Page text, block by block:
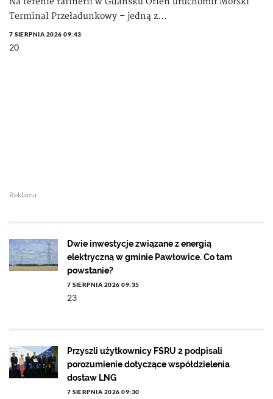
Terminal Przeładunkowy – jedną z...
7 SIERPNIA 2026 09:43
20
Reklama
Dwie inwestycje związane z energią
elektryczną w gminie Pawłowice. Co tam
powstanie?
7 SIERPNIA 2026 09:35
23
Przyszli użytkownicy FSRU 2 podpisali
porozumienie dotyczące współdzielenia
dostaw LNG
7 SIERPNIA 2026 09:30